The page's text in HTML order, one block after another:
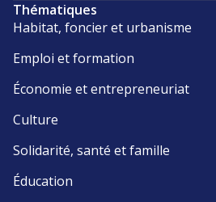
Thématiques
Habitat, foncier et urbanisme
Emploi et formation
Économie et entrepreneuriat
Culture
Solidarité, santé et famille
Éducation